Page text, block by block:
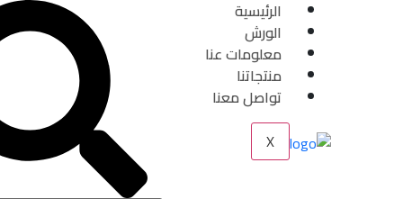
الرئيسية
الورش
معلومات عنا
منتجاتنا
تواصل معنا
X